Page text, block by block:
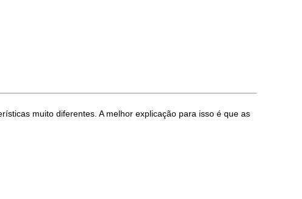
muito diferentes. A melhor explicação para isso é que as